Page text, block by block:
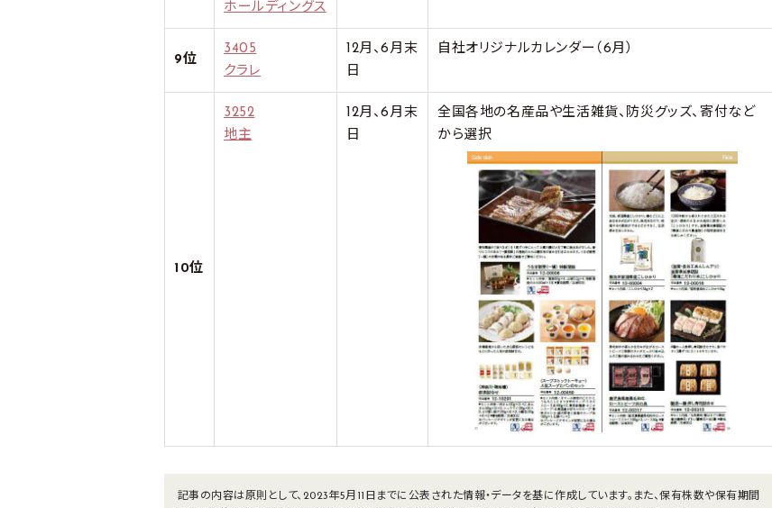
ホールディングス
9位
3405
クラレ
12月、6月末
日
自社オリジナルカレンダー（6月）
10位
3252
地主
12月、6月末
日
全国各地の名産品や生活雑貨、防災グッズ、寄付など
から選択
記事の内容は原則として、2023年5月11日までに公表された情報・データを基に作成しています。また、保有株数や保有期間